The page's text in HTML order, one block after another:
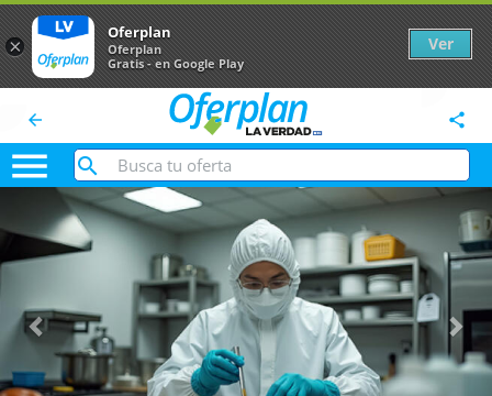
arrow_back share

Anterior
×
Oferplan
Oferplan
Gratis - en Google Play
Ver